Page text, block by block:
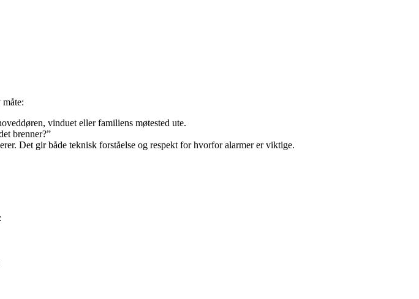
vinduet eller familiens møtested ute.
brenner?”
Det gir både teknisk forståelse og respekt for hvorfor alarmer er viktige.